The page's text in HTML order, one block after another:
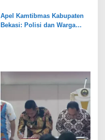
Apel Kamtibmas Kabupaten
Bekasi: Polisi dan Warga